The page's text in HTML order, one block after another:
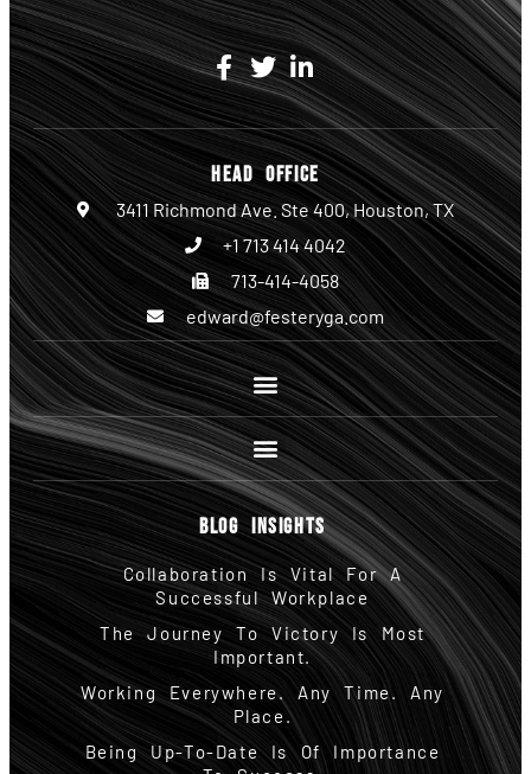
HEAD OFFICE
3411 Richmond Ave. Ste 400, Houston, TX
+1 713 414 4042
713-414-4058
edward@festeryga.com
Site Links
The Partners
BLOG INSIGHTS
Collaboration Is Vital For A
Successful Workplace
The Journey To Victory Is Most
Important.
Working Everywhere. Any Time. Any
Place.
Being Up-To-Date Is Of Importance